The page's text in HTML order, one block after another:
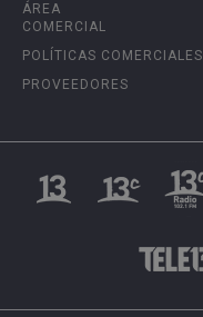
ÁREA
COMERCIAL
POLÍTICAS COMERCIALES
PROVEEDORES